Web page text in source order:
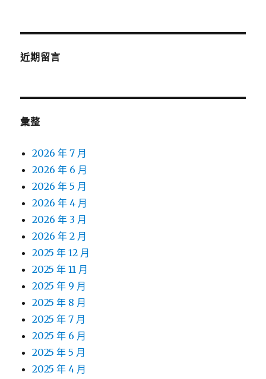
近期留言
彙整
2026 年 7 月
2026 年 6 月
2026 年 5 月
2026 年 4 月
2026 年 3 月
2026 年 2 月
2025 年 12 月
2025 年 11 月
2025 年 9 月
2025 年 8 月
2025 年 7 月
2025 年 6 月
2025 年 5 月
2025 年 4 月